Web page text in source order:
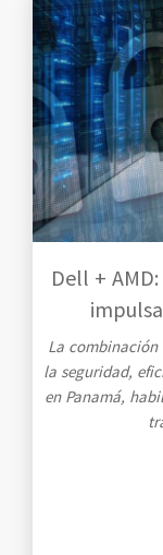
Dell +
La combinación
la seguridad,
en Panamá,